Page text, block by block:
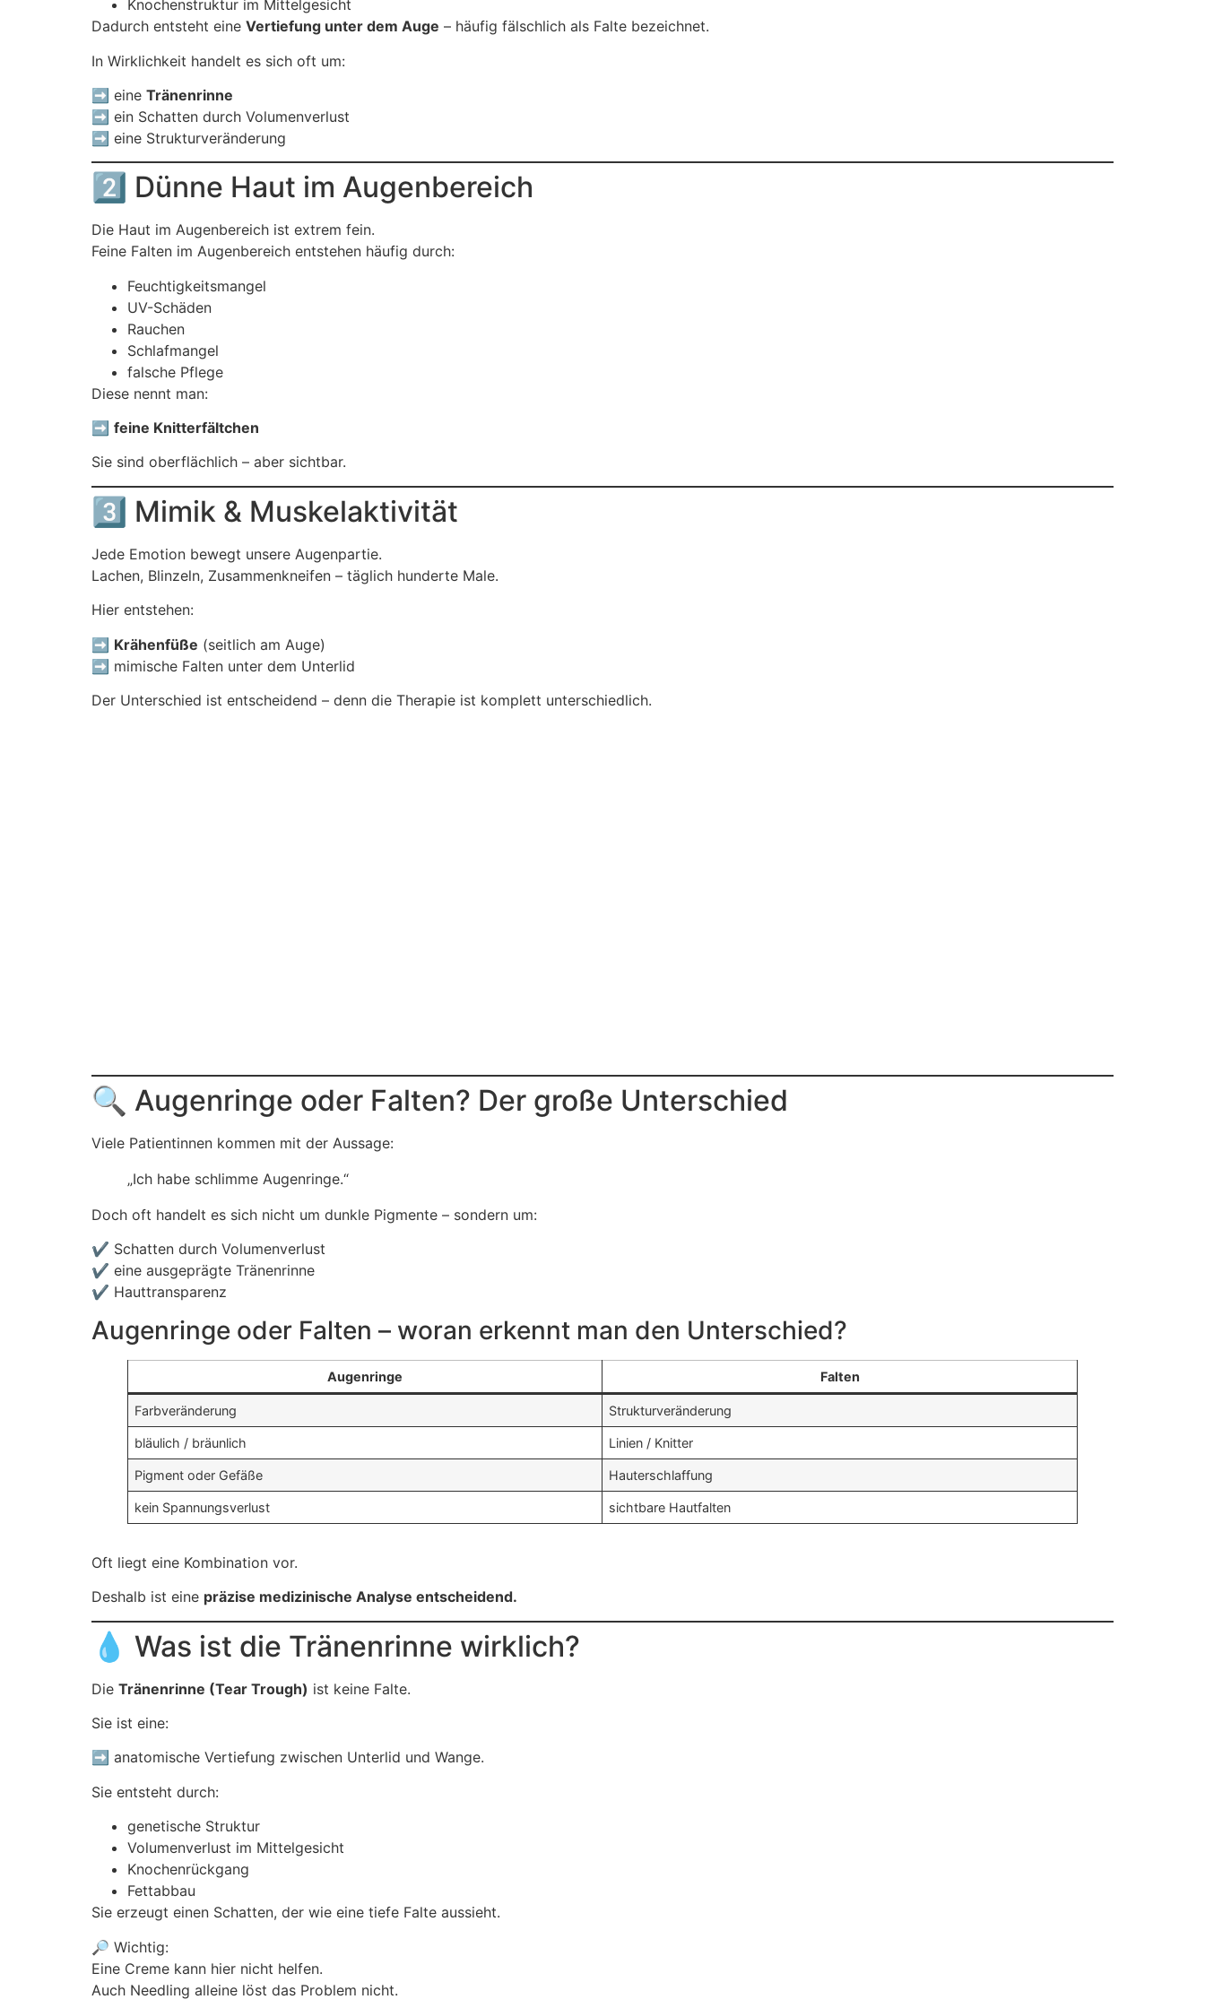
Knochenstruktur im Mittelgesicht
Dadurch entsteht eine Vertiefung unter dem Auge – häufig fälschlich als Falte bezeichnet.
In Wirklichkeit handelt es sich oft um:
➡️ eine Tränenrinne
➡️ ein Schatten durch Volumenverlust
➡️ eine Strukturveränderung
2️⃣ Dünne Haut im Augenbereich
Die Haut im Augenbereich ist extrem fein.
Feine Falten im Augenbereich entstehen häufig durch:
Feuchtigkeitsmangel
UV-Schäden
Rauchen
Schlafmangel
falsche Pflege
Diese nennt man:
➡️ feine Knitterfältchen
Sie sind oberflächlich – aber sichtbar.
3️⃣ Mimik & Muskelaktivität
Jede Emotion bewegt unsere Augenpartie.
Lachen, Blinzeln, Zusammenkneifen – täglich hunderte Male.
Hier entstehen:
➡️ Krähenfüße (seitlich am Auge)
➡️ mimische Falten unter dem Unterlid
Der Unterschied ist entscheidend – denn die Therapie ist komplett unterschiedlich.
🔍 Augenringe oder Falten? Der große Unterschied
Viele Patientinnen kommen mit der Aussage:
„Ich habe schlimme Augenringe.“
Doch oft handelt es sich nicht um dunkle Pigmente – sondern um:
✔️ Schatten durch Volumenverlust
✔️ eine ausgeprägte Tränenrinne
✔️ Hauttransparenz
Augenringe oder Falten – woran erkennt man den Unterschied?
Augenringe Falten
Farbveränderung Strukturveränderung
bläulich / bräunlich Linien / Knitter
Pigment oder Gefäße Hauterschlaffung
kein Spannungsverlust sichtbare Hautfalten
Oft liegt eine Kombination vor.
Deshalb ist eine präzise medizinische Analyse entscheidend.
💧 Was ist die Tränenrinne wirklich?
Die Tränenrinne (Tear Trough) ist keine Falte.
Sie ist eine:
➡️ anatomische Vertiefung zwischen Unterlid und Wange.
Sie entsteht durch:
genetische Struktur
Volumenverlust im Mittelgesicht
Knochenrückgang
Fettabbau
Sie erzeugt einen Schatten, der wie eine tiefe Falte aussieht.
🔎 Wichtig:
Eine Creme kann hier nicht helfen.
Auch Needling alleine löst das Problem nicht.